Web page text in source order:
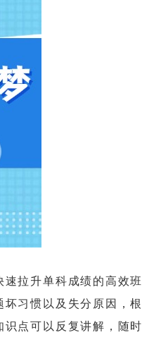
拉升单科成绩的高效班
习惯以及失分原因，根
点可以反复讲解，随时